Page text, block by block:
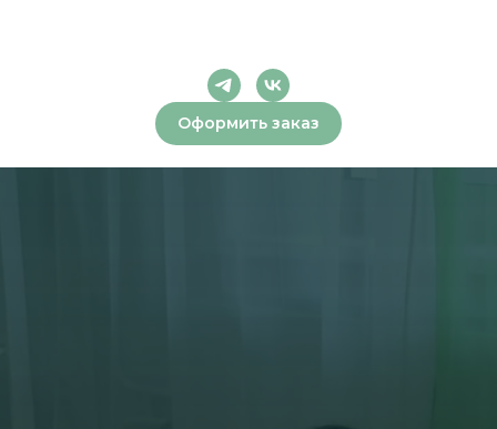
Оформить заказ